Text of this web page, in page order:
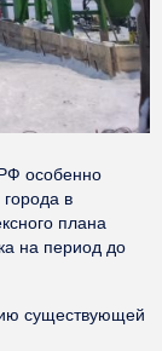
особенно
в
плана
на период до
существующей